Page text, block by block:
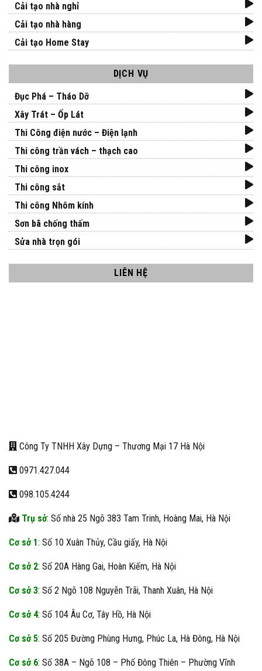
Cải tạo nhà nghỉ
Cải tạo nhà hàng
Cải tạo Home Stay
DỊCH VỤ
Đục Phá – Tháo Dỡ
Xây Trát – Ốp Lát
Thi Công điện nước – Điện lạnh
Thi công trần vách – thạch cao
Thi công inox
Thi công sắt
Thi công Nhôm kính
Sơn bã chống thấm
Sửa nhà trọn gói
LIÊN HỆ
Công Ty TNHH Xây Dựng – Thương Mại 17 Hà Nội
0971.427.044
098.105.4244
Trụ sở: Số nhà 25 Ngõ 383 Tam Trinh, Hoàng Mai, Hà Nội
Cơ sở 1: Số 10 Xuân Thủy, Cầu giấy, Hà Nội
Cơ sở 2: Số 20A Hàng Gai, Hoàn Kiếm, Hà Nội
Cơ sở 3: Số 2 Ngõ 108 Nguyễn Trãi, Thanh Xuân, Hà Nội
Cơ sở 4: Số 104 Âu Cơ, Tây Hồ, Hà Nội
Cơ sở 5: Số 205 Đường Phùng Hưng, Phúc La, Hà Đông, Hà Nội
Cơ sở 6: Số 38A – Ngõ 108 – Phố Đông Thiên – Phường Vĩnh